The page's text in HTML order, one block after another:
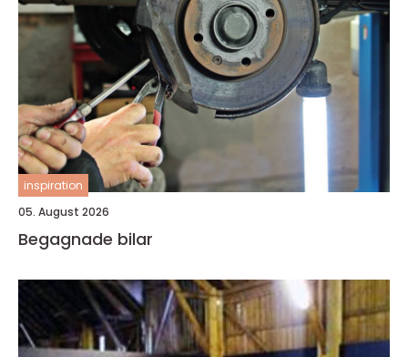
inspiration
05. August 2026
Begagnade bilar